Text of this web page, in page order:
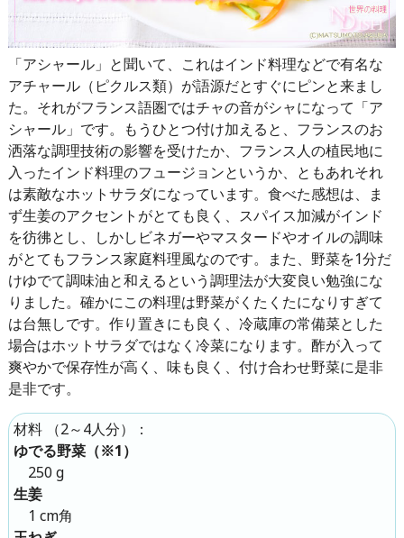
「アシャール」と聞いて、これはインド料理などで有名な
アチャール（ピクルス類）が語源だとすぐにピンと来まし
た。それがフランス語圏ではチャの音がシャになって「ア
シャール」です。もうひとつ付け加えると、フランスのお
洒落な調理技術の影響を受けたか、フランス人の植民地に
入ったインド料理のフュージョンというか、ともあれそれ
は素敵なホットサラダになっています。食べた感想は、ま
ず生姜のアクセントがとても良く、スパイス加減がインド
を彷彿とし、しかしビネガーやマスタードやオイルの調味
がとてもフランス家庭料理風なのです。また、野菜を1分だ
けゆでて調味油と和えるという調理法が大変良い勉強にな
りました。確かにこの料理は野菜がくたくたになりすぎて
は台無しです。作り置きにも良く、冷蔵庫の常備菜とした
場合はホットサラダではなく冷菜になります。酢が入って
爽やかで保存性が高く、味も良く、付け合わせ野菜に是非
是非です。
材料 （2～4人分）：
ゆでる野菜（※1）
250 g
生姜
1 cm角